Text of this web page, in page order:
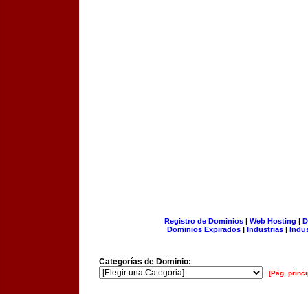
Registro de Dominios| Web Hosting |
Dominios Expirados | Industrias |
Categorías de Dominio:
[Pág.